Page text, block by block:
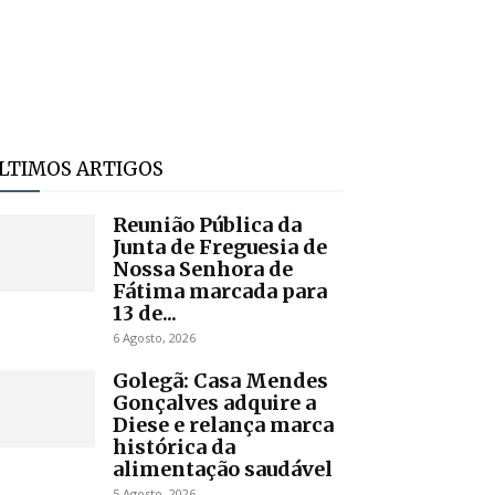
ARTIGOS
Reunião Pública da
Junta de Freguesia de
Nossa Senhora de
Fátima marcada para
13 de...
6 Agosto, 2026
Golegã: Casa Mendes
Gonçalves adquire a
Diese e relança marca
histórica da
alimentação saudável